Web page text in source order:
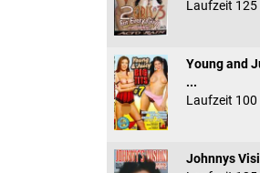
Laufzeit 125
Young and
...
Laufzeit 100
Johnnys